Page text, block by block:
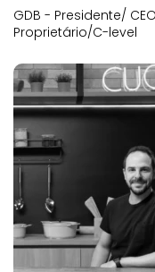
GDB - Presidente/
Proprietário/C-level